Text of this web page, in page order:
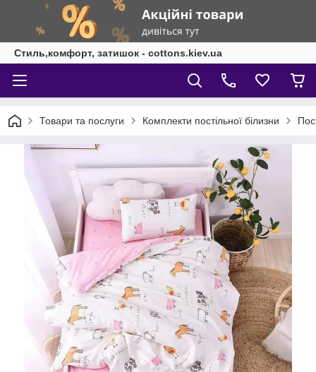
Стиль,комфорт, затишок - cottons.kiev.ua
Товари та послуги Комплекти постільної білизни